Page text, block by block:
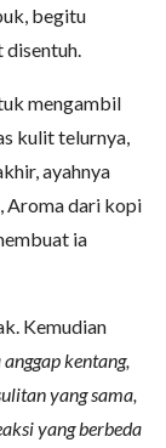
begitu
mengambil
kulit telurnya,
ayahnya
Aroma dari kopi
ia
Kemudian
kentang,
yang sama,
yang berbeda